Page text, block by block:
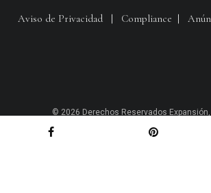
Aviso de Privacidad| Compliance |
© 2026 Derechos Reservados Expansión,